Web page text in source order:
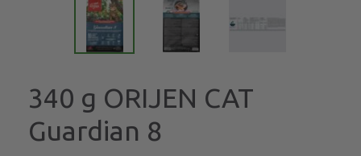
340 g ORIJEN CAT
Guardian 8